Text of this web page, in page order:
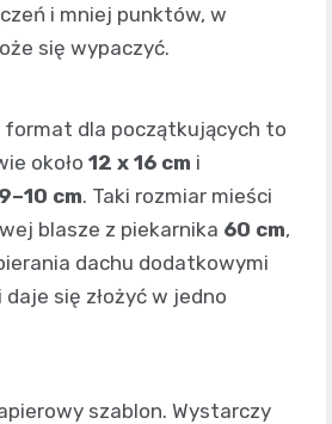
i mniej punktów, w
się wypaczyć.
format dla początkujących to
około 12 x 16 cm i
9–10 cm. Taki rozmiar mieści
blasze z piekarnika 60 cm,
dachu dodatkowymi
się złożyć w jedno
szablon. Wystarczy